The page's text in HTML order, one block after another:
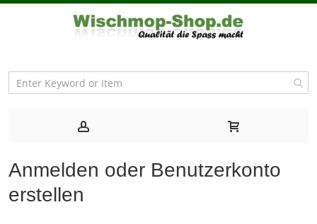
Anmelden oder Benutzerkonto
erstellen